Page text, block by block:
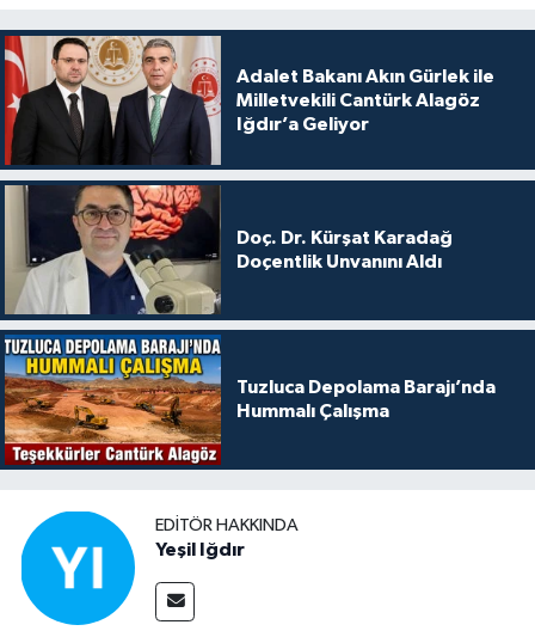
Adalet Bakanı Akın Gürlek ile
Milletvekili Cantürk Alagöz
Iğdır’a Geliyor
Doç. Dr. Kürşat Karadağ
Doçentlik Unvanını Aldı
Tuzluca Depolama Barajı’nda
Hummalı Çalışma
EDITÖR HAKKINDA
Yeşil Iğdır